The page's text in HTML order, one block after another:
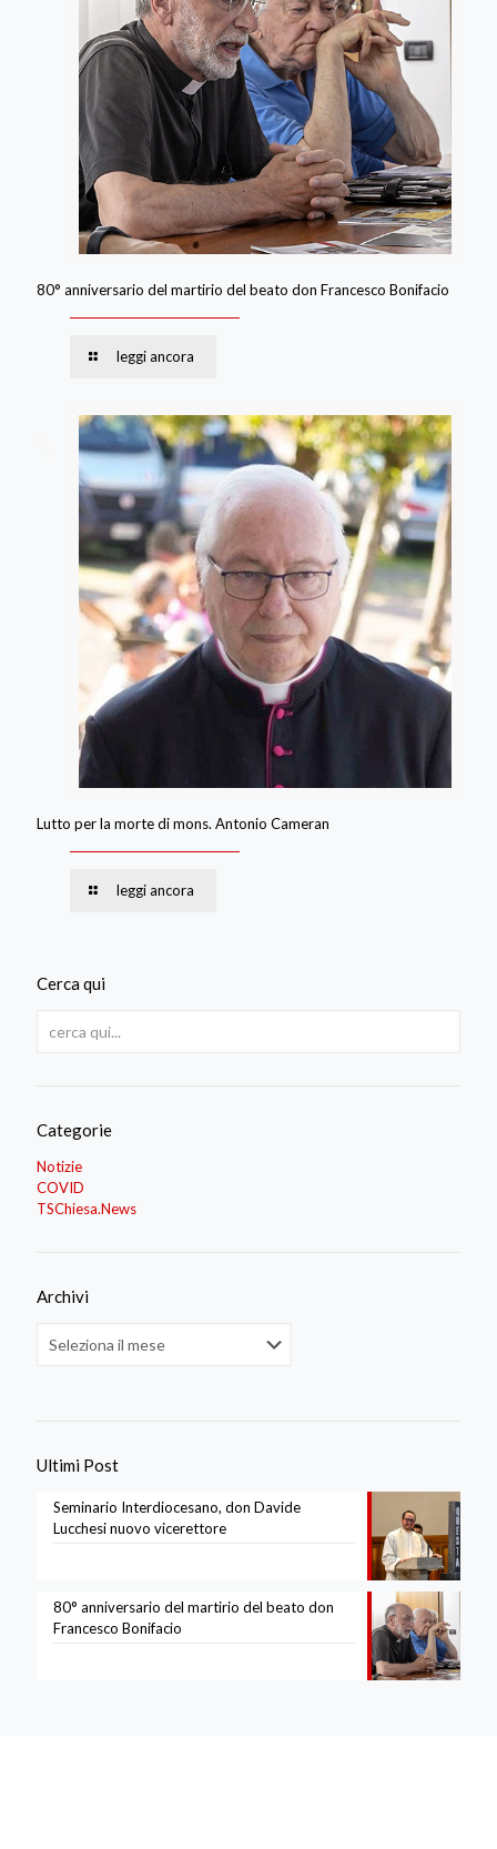
80° anniversario del martirio del beato don Francesco Bonifacio
leggi ancora
Lutto per la morte di mons. Antonio Cameran
leggi ancora
Cerca qui
Categorie
Notizie
COVID
TSChiesa.News
Archivi
Ultimi Post
Seminario Interdiocesano, don Davide
Lucchesi nuovo vicerettore
80° anniversario del martirio del beato don
Francesco Bonifacio